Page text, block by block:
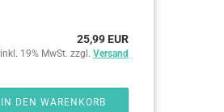
25,99 EUR
inkl. 19% MwSt. zzgl. Versand
IN DEN WARENKORB